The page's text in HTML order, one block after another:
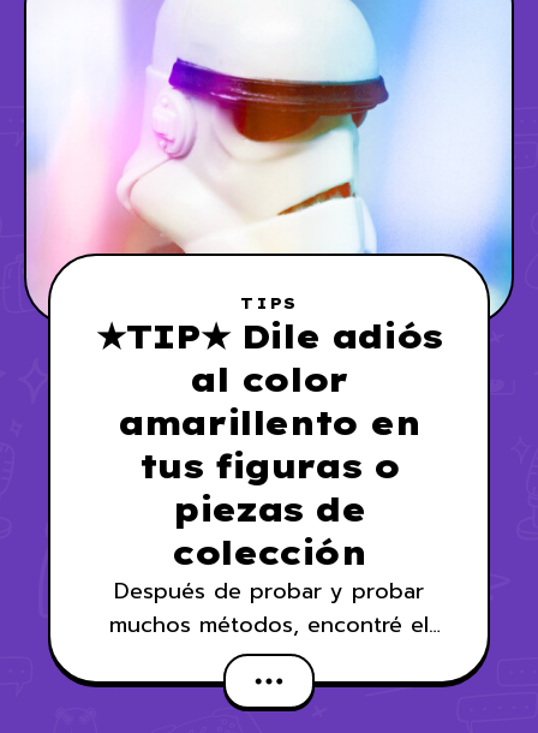
TIPS
★TIP★ Dile adiós
al color
amarillento en
tus figuras o
piezas de
colección
Después de probar y probar
muchos métodos, encontré el
que por fin me funcionó.